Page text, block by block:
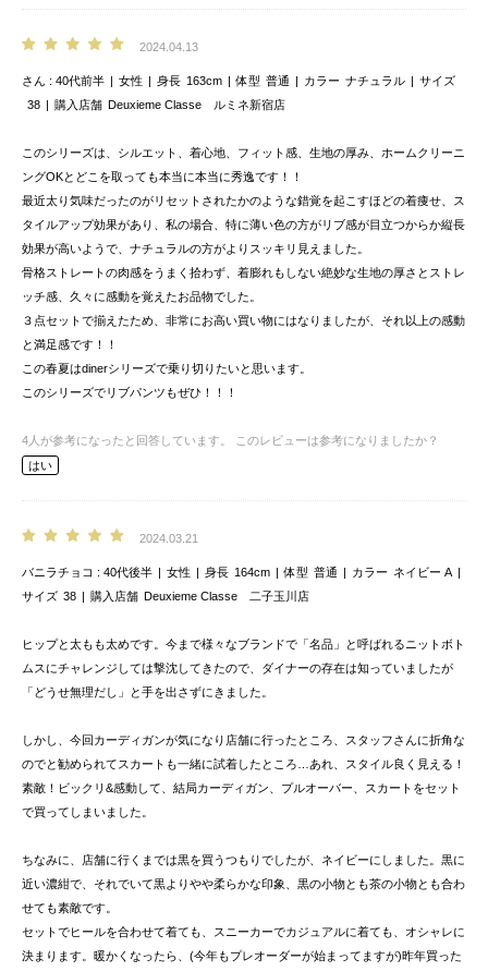
2024.04.13
さん 40代前半 女性 身長 163cm 体型 普通 カラー ナチュラル
サイズ
38
購入店舗 Deuxieme Classe ルミネ新宿店
このシリーズは、シルエット、着心地、フィット感、生地の厚み、ホームクリーニ
ングOKとどこを取っても本当に本当に秀逸です！！
最近太り気味だったのがリセットされたかのような錯覚を起こすほどの着痩せ、ス
タイルアップ効果があり、私の場合、特に薄い色の方がリブ感が目立つからか縦長
効果が高いようで、ナチュラルの方がよりスッキリ見えました。
骨格ストレートの肉感をうまく拾わず、着膨れもしない絶妙な生地の厚さとストレ
ッチ感、久々に感動を覚えたお品物でした。
３点セットで揃えたため、非常にお高い買い物にはなりましたが、それ以上の感動
と満足感です！！
この春夏はdinerシリーズで乗り切りたいと思います。
このシリーズでリブパンツもぜひ！！！
4 人が参考になったと回答しています。
このレビューは参考になりましたか？
はい
2024.03.21
バニラチョコ 40代後半 女性 身長 164cm 体型 普通 カラー ネイビー A
サイズ 38 購入店舗 Deuxieme Classe 二子玉川店
ヒップと太もも太めです。今まで様々なブランドで「名品」と呼ばれるニットボト
ムスにチャレンジしては撃沈してきたので、ダイナーの存在は知っていましたが
「どうせ無理だし」と手を出さずにきました。
しかし、今回カーディガンが気になり店舗に行ったところ、スタッフさんに折角な
のでと勧められてスカートも一緒に試着したところ…あれ、スタイル良く見える！
素敵！ビックリ&感動して、結局カーディガン、プルオーバー、スカートをセット
で買ってしまいました。
ちなみに、店舗に行くまでは黒を買うつもりでしたが、ネイビーにしました。黒に
近い濃紺で、それでいて黒よりやや柔らかな印象、黒の小物とも茶の小物とも合わ
せても素敵です。
セットでヒールを合わせて着ても、スニーカーでカジュアルに着ても、オシャレに
決まります。暖かくなったら、(今年もプレオーダーが始まってますが)昨年買った